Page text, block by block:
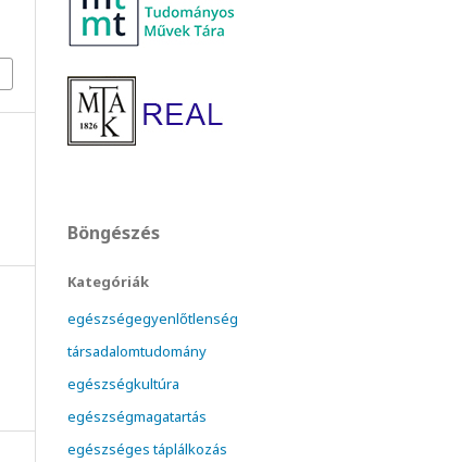
Böngészés
Kategóriák
egészségegyenlőtlenség
társadalomtudomány
egészségkultúra
egészségmagatartás
egészséges táplálkozás